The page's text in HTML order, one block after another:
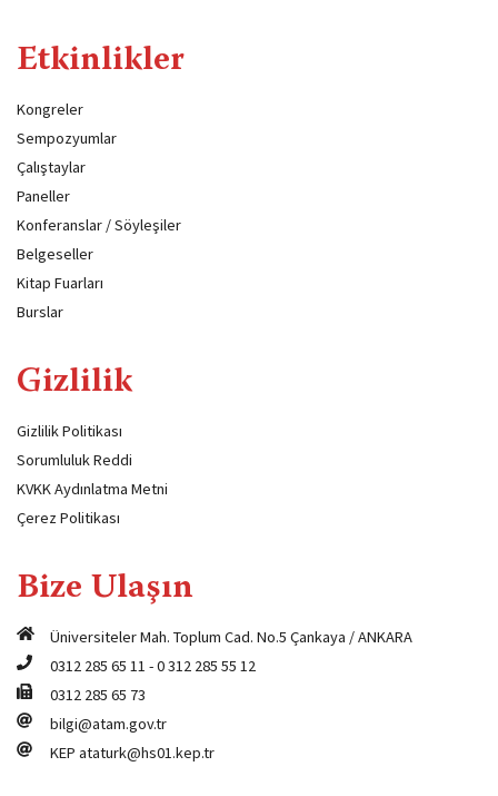
Etkinlikler
Kongreler
Sempozyumlar
Çalıştaylar
Paneller
Konferanslar / Söyleşiler
Belgeseller
Kitap Fuarları
Burslar
Gizlilik
Gizlilik Politikası
Sorumluluk Reddi
KVKK Aydınlatma Metni
Çerez Politikası
Bize Ulaşın
Üniversiteler Mah. Toplum Cad. No.5 Çankaya / ANKARA
0312 285 65 11 -0 312 285 55 12
0312 285 65 73
bilgi@atam.gov.tr
KEP ataturk@hs01.kep.tr